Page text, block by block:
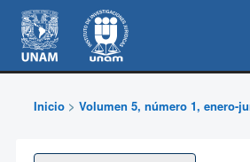
Inicio> Volumen 5, número 1, enero-